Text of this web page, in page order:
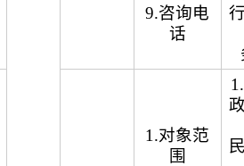
9.咨询电
话
1.对象范
围